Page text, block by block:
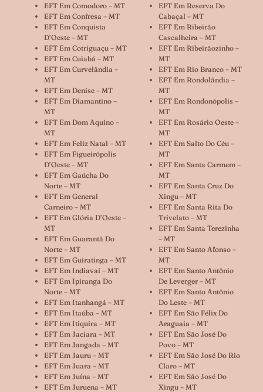
EFT Em Comodoro – MT
EFT Em Confresa – MT
EFT Em Conquista
D’Oeste – MT
EFT Em Cotriguaçu – MT
EFT Em Cuiabá – MT
EFT Em Curvelândia –
MT
EFT Em Denise – MT
EFT Em Diamantino –
MT
EFT Em Dom Aquino –
MT
EFT Em Feliz Natal – MT
EFT Em Figueirópolis
D’Oeste – MT
EFT Em Gaúcha Do
Norte – MT
EFT Em General
Carneiro – MT
EFT Em Glória D’Oeste –
MT
EFT Em Guarantã Do
Norte – MT
EFT Em Guiratinga – MT
EFT Em Indiavaí – MT
EFT Em Ipiranga Do
Norte – MT
EFT Em Itanhangá – MT
EFT Em Itaúba – MT
EFT Em Itiquira – MT
EFT Em Jaciara – MT
EFT Em Jangada – MT
EFT Em Jauru – MT
EFT Em Juara – MT
EFT Em Juína – MT
EFT Em Juruena – MT
EFT Em Reserva Do
Cabaçal – MT
EFT Em Ribeirão
Cascalheira – MT
EFT Em Ribeirãozinho –
MT
EFT Em Rio Branco – MT
EFT Em Rondolândia –
MT
EFT Em Rondonópolis –
MT
EFT Em Rosário Oeste –
MT
EFT Em Salto Do Céu –
MT
EFT Em Santa Carmem –
MT
EFT Em Santa Cruz Do
Xingu – MT
EFT Em Santa Rita Do
Trivelato – MT
EFT Em Santa Terezinha
– MT
EFT Em Santo Afonso –
MT
EFT Em Santo Antônio
De Leverger – MT
EFT Em Santo Antônio
Do Leste – MT
EFT Em São Félix Do
Araguaia – MT
EFT Em São José Do
Povo – MT
EFT Em São José Do Rio
Claro – MT
EFT Em São José Do
Xingu – MT